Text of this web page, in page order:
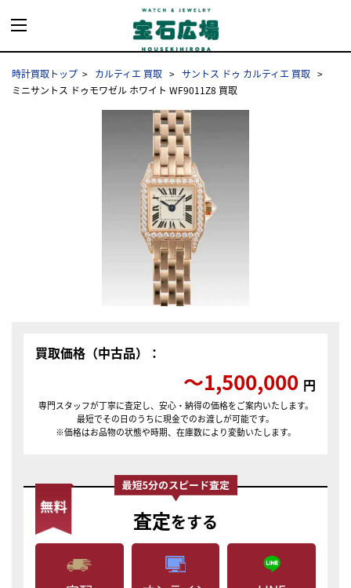
時計買取トップ カルティエ 買取
サントス ドゥ カルティエ 買取
ミニサントス ドゥモワゼル ホワイト WF9011Z8 買取
買取価格（中古品）：
〜1,500,000 円
専門スタッフが丁寧に査定し、安心・納得の価格をご案内いたします。
最短でその日のうちに現金でのお渡しが可能です。
※価格はお品物の状態や時期、在庫数により変動いたします。
査定をする